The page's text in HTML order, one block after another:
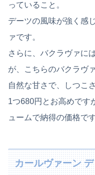
っていること。
デーツの風味が強く感
ァです。
さらに、バクラヴァに
が、こちらのバクラヴ
自然な甘さで、しつこ
1つ680円とお高めです
ュームで納得の価格です
カールヴァーン